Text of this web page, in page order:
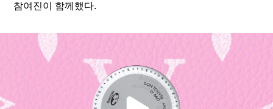
참여진이 함께했다.